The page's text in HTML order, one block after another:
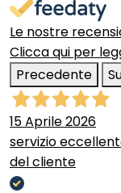
Le nostre
Clicca qui per
Precedente
15 Aprile 2026
servizio
del cliente